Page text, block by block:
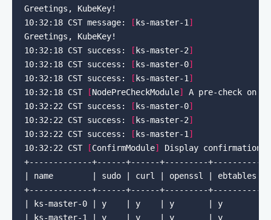
10:32:18 CST message:
[ ks-master-1 ]
10:32:18 CST success:
[ ks-master-2]
10:32:18 CST success:
[ ks-master-0]
10:32:18 CST success:
[ ks-master-1 ]
10:32:18 CST
[NodePreCheckModule]
10:32:22 CST success:
[ ks-master-0]
10:32:22 CST success:
[ ks-master-2]
10:32:22 CST success:
[ ks-master-1 ]
10:32:22 CST
[ConfirmModule]